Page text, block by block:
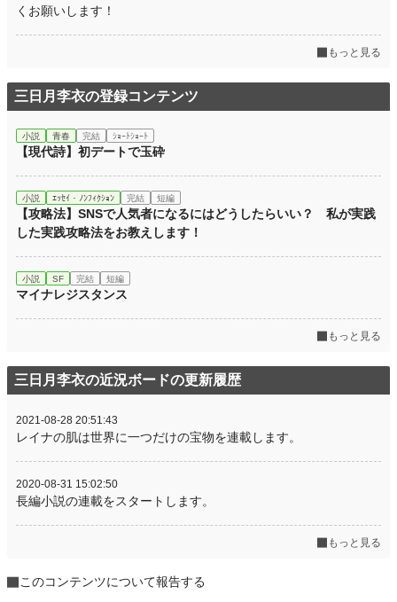
くお願いします！
もっと見る
三日月李衣の登録コンテンツ
小説 青春 完結 ｼｮｰﾄｼｮｰﾄ
【現代詩】初デートで玉砕
小説 ｴｯｾｲ・ﾉﾝﾌｨｸｼｮﾝ 完結 短編
【攻略法】SNSで人気者になるにはどうしたらいい？ 私が実践
した実践攻略法をお教えします！
小説 SF 完結 短編
マイナレジスタンス
もっと見る
三日月李衣の近況ボードの更新履歴
2021-08-28 20:51:43
レイナの肌は世界に一つだけの宝物を連載します。
2020-08-31 15:02:50
長編小説の連載をスタートします。
もっと見る
このコンテンツについて報告する